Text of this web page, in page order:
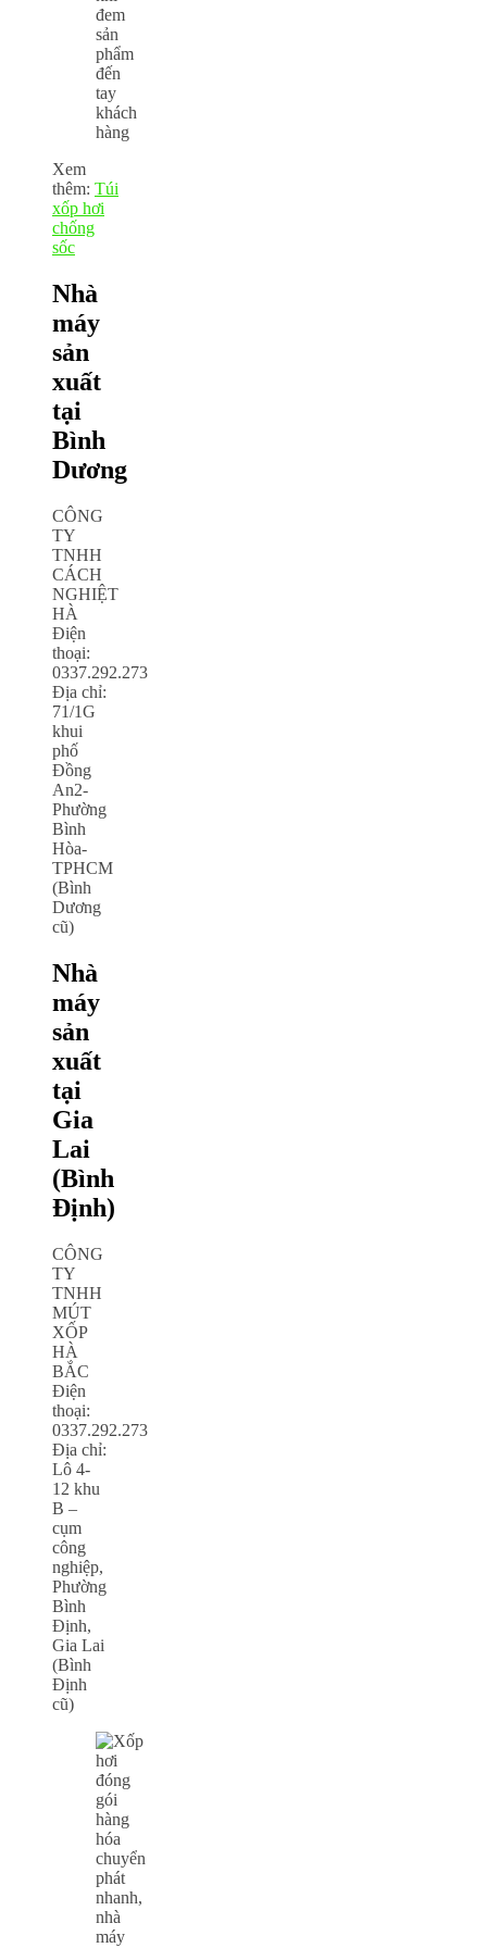
đem
sản
phẩm
đến
tay
khách
hàng
Xem
thêm: Túi
xốp hơi
chống
sốc
Nhà
máy
sản
xuất
tại
Bình
Dương
CÔNG
TY
TNHH
CÁCH
NGHIỆT
HÀ
Điện
thoại:
0337.292.273
Địa chỉ:
71/1G
khui
phố
Đồng
An2-
Phường
Bình
Hòa-
TPHCM
(Bình
Dương
cũ)
Nhà
máy
sản
xuất
tại
Gia
Lai
(Bình
Định)
CÔNG
TY
TNHH
MÚT
XỐP
HÀ
BẮC
Điện
thoại:
0337.292.273
Địa chỉ:
Lô 4-
12 khu
B –
cụm
công
nghiệp,
Phường
Bình
Định,
Gia Lai
(Bình
Định
cũ)